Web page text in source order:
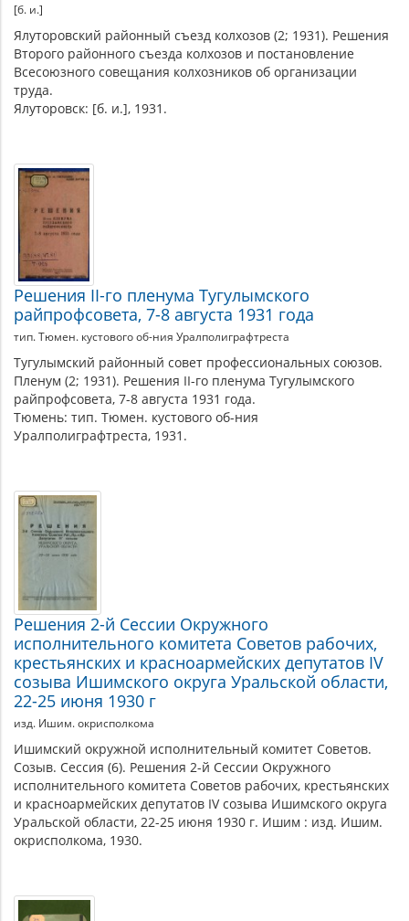
[б. и.]
Ялуторовский районный съезд колхозов (2; 1931). Решения
Второго районного съезда колхозов и постановление
Всесоюзного совещания колхозников об организации
труда.
Ялуторовск: [б. и.], 1931.
Решения II-го пленума Тугулымского
райпрофсовета, 7-8 августа 1931 года
тип. Тюмен. кустового об-ния Уралполиграфтреста
Тугулымский районный совет профессиональных союзов.
Пленум (2; 1931). Решения II-го пленума Тугулымского
райпрофсовета, 7-8 августа 1931 года.
Тюмень: тип. Тюмен. кустового об-ния
Уралполиграфтреста, 1931.
Решения 2-й Сессии Окружного
исполнительного комитета Советов рабочих,
крестьянских и красноармейских депутатов IV
созыва Ишимского округа Уральской области,
22-25 июня 1930 г
изд. Ишим. окрисполкома
Ишимский окружной исполнительный комитет Советов.
Созыв. Сессия (6). Решения 2-й Сессии Окружного
исполнительного комитета Советов рабочих, крестьянских
и красноармейских депутатов IV созыва Ишимского округа
Уральской области, 22-25 июня 1930 г. Ишим : изд. Ишим.
окрисполкома, 1930.